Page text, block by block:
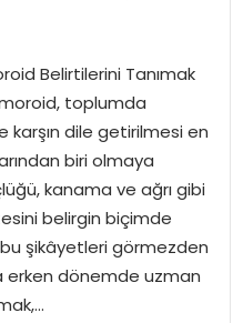
Belirtilerini Tanımak
toplumda
karşın dile getirilmesi en
biri olmaya
kanama ve ağrı gibi
belirgin biçimde
şikâyetleri görmezden
erken dönemde uzman